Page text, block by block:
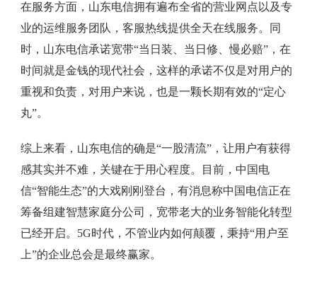
在服务方面，山东电信拥有遍布全省的营业网点以及专
业的运维服务团队，客服热线提供全天在线服务。同
时，山东电信承诺宽带“当日装、当日修、慢必赔”，在
时间就是金钱的现代社会，这样的承诺不仅是对用户的
重视和负责，对用户来说，也是一颗长期有效的“定心
丸”。
综上来看，山东电信的确是“一股清流”，让用户有获得
感其实并不难，关键在于用心程度。目前，中国电
信“智能生态”的大戏刚刚登台，有消息称中国电信正在
筹备组建智慧家庭分公司，宽带老大的业务智能化转型
已经开启。5G时代，不管业内如何颠覆，秉持“用户至
上”的企业总会是最终赢家。